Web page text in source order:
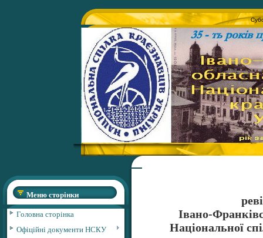
Меню сторінки
Головна сторінка
Офіційні документи НСКУ
Івано-
Національної